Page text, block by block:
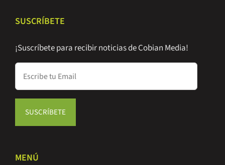
SUSCRÍBETE
¡Suscríbete para recibir noticias de Cobian Media!
MENÚ